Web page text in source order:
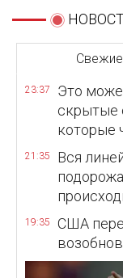
Свежие
23:37
Это
скрытые
которые
21:35
Вся
19:35
США